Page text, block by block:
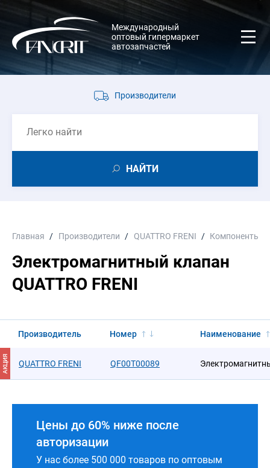
Международный
оптовый гипермаркет
автозапчастей
Производители
НАЙТИ
Главная Производители QUATTRO FRENI Компоненты
Электромагнитный клапан
QUATTRO FRENI
Производитель Номер Наименование
АКЦИЯ QUATTRO FRENI QF00T00089
Цены до 60% ниже после
авторизации
У нас более 500 000 товаров по оптовым